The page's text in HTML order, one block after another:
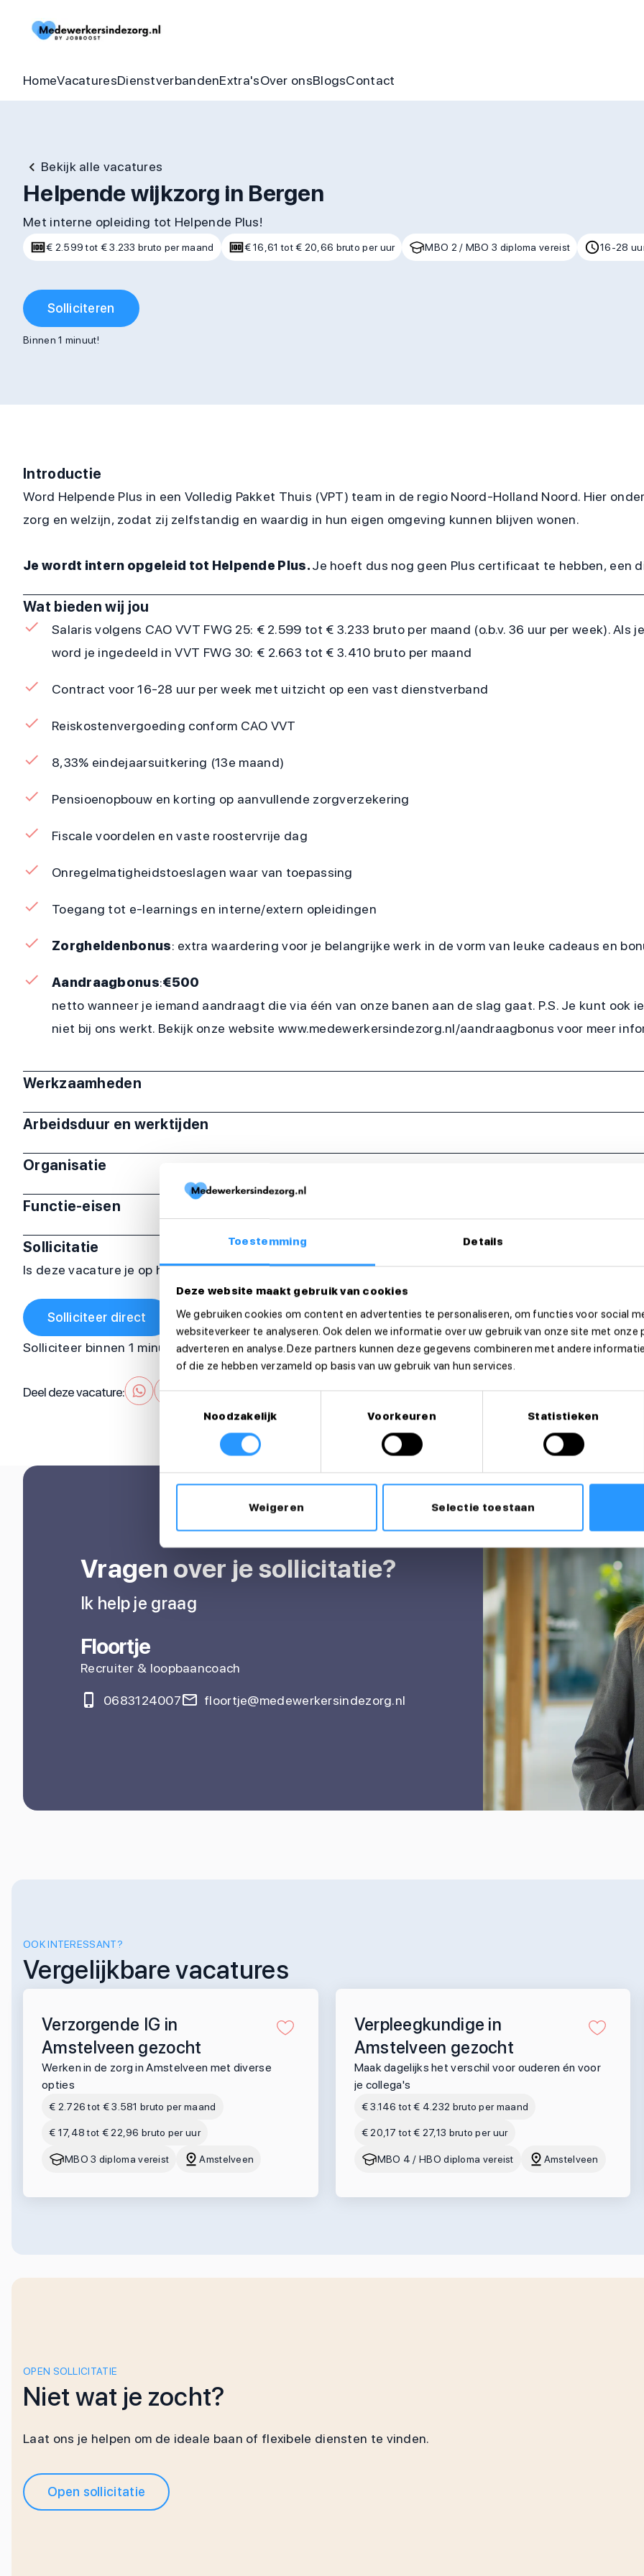
Toestemming Details
Deze website maakt gebruik van cookies
We gebruiken cookies om content en advertenties te personaliseren, om functies voor social
websiteverkeer te analyseren. Ook delen we informatie over uw gebruik van onze site met
adverteren en analyse. Deze partners kunnen deze gegevens combineren met andere
of die ze hebben verzameld op basis van uw gebruik van hun services.
Toestemmingsselectie
Noodzakelijk
Voorkeuren Statistieken
Weigeren Selectie toestaan
HomeVacatures
Begeleider vacatures
Thuishulp vacatures
Dienstverbanden
Detachering
In dienst zorgorganisatie
Extra's
Aandraagbonus
Over ons
Trainingen & cursussen
BlogsContact
Bekijk alle vacatures
Helpende wijkzorg in Bergen
Met interne opleiding tot Helpende Plus!
€ 2.599 tot € 3.233 bruto per maand € 16,61 tot € 20,66 bruto per uur MBO 2 / MBO 3 diploma vereist 16-28
Solliciteren
Binnen 1 minuut!
Introductie
Word Helpende Plus in een Volledig Pakket Thuis (VPT) team in de regio Noord-Holland Noord. Hier
zorg en welzijn, zodat zij zelfstandig en waardig in hun eigen omgeving kunnen blijven wonen.
Je wordt intern opgeleid tot Helpende Plus.Je hoeft dus nog geen Plus certificaat te hebben, een
Wat bieden wij jou
Salaris volgens CAO VVT FWG 25: € 2.599 tot € 3.233 bruto per maand (o.b.v. 36 uur per week).
word je ingedeeld in VVT FWG 30: € 2.663 tot € 3.410 bruto per maand
Contract voor 16-28 uur per week met uitzicht op een vast dienstverband
Reiskostenvergoeding conform CAO VVT
8,33% eindejaarsuitkering (13e maand)
Pensioenopbouw en korting op aanvullende zorgverzekering
Fiscale voordelen en vaste roostervrije dag
Onregelmatigheidstoeslagen waar van toepassing
Toegang tot e-learnings en interne/extern opleidingen
Zorgheldenbonus: extra waardering voor je belangrijke werk in de vorm van leuke cadeaus en
Aandraagbonus:€500
netto wanneer je iemand aandraagt die via één van onze banen aan de slag gaat. P.S. Je kunt ook
niet bij ons werkt. Bekijk onze website www.medewerkersindezorg.nl/aandraagbonus voor meer
Werkzaamheden
Arbeidsduur en werktijden
Organisatie
Functie-eisen
Sollicitatie
Is deze vacature je op het lijf geschreven? Solliciteer dan direct!
Solliciteer direct
Solliciteer binnen 1 minuut
Deel deze vacature:
Vragen over je sollicitatie?
Ik help je graag
Floortje
Recruiter & loopbaancoach
0683124007 floortje@medewerkersindezorg.nl
OOK INTERESSANT?
Vergelijkbare vacatures
Verzorgende IG in
Amstelveen gezocht
Werken in de zorg in Amstelveen met diverse
opties
€ 2.726 tot € 3.581 bruto per maand
€ 17,48 tot € 22,96 bruto per uur
MBO 3 diploma vereist Amstelveen
Verpleegkundige in
Amstelveen gezocht
Maak dagelijks het verschil voor ouderen én voor
je collega's
€ 3.146 tot € 4.232 bruto per maand
€ 20,17 tot € 27,13 bruto per uur
MBO 4 / HBO diploma vereist Amstelveen
OPEN SOLLICITATIE
Niet wat je zocht?
Laat ons je helpen om de ideale baan of flexibele diensten te vinden.
Open sollicitatie